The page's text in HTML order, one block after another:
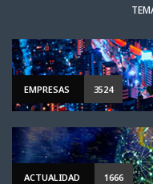
EMPRESAS 3524
ACTUALIDAD 1666